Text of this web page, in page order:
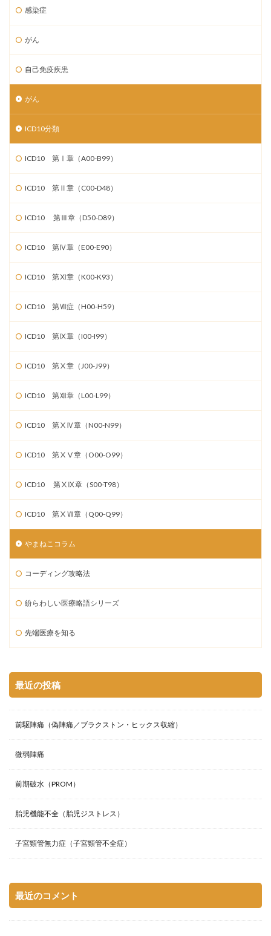
感染症
がん
自己免疫疾患
がん
ICD10分類
ICD10 第Ⅰ章（A00-B99）
ICD10 第Ⅱ章（C00-D48）
ICD10 第Ⅲ章（D50-D89）
ICD10 第Ⅳ章（E00-E90）
ICD10 第Ⅺ章（K00-K93）
ICD10 第Ⅶ症（H00-H59）
ICD10 第Ⅸ章（I00-I99）
ICD10 第Ⅹ章（J00-J99）
ICD10 第Ⅻ章（L00-L99）
ICD10 第ⅩⅣ章（N00-N99）
ICD10 第ⅩⅤ章（O00-O99）
ICD10 第ⅩⅨ章（S00-T98）
ICD10 第ⅩⅦ章（Q00-Q99）
やまねこコラム
コーディング攻略法
紛らわしい医療略語シリーズ
先端医療を知る
最近の投稿
前駆陣痛（偽陣痛／ブラクストン・ヒックス収縮）
微弱陣痛
前期破水（PROM）
胎児機能不全（胎児ジストレス）
子宮頸管無力症（子宮頸管不全症）
最近のコメント